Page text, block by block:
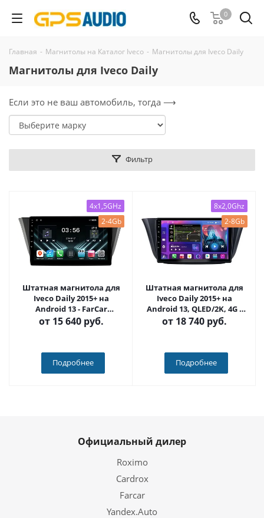
0
Главная - Магнитолы на Каталог Iveco - Магнитолы для Iveco Daily
Магнитолы для Iveco Daily
Если это не ваш автомобиль, тогда ⟶
Фильтр
4x1,5GHz
2-4Gb
Штатная магнитола для
Iveco Daily 2015+ на
Android 13 - FarCar
(D/DX3004M)
от 15 640 руб.
Подробнее
8x2,0Ghz
2-8Gb
Штатная магнитола для
Iveco Daily 2015+ на
Android 13, QLED/2K, 4G -
FarCar S500 Plus (3004M)
от 18 740 руб.
Подробнее
Официальный дилер
Roximo
Cardrox
Farcar
Yandex.Auto